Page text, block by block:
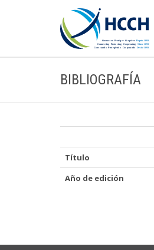
BIBLIOGRAFÍA
Título
Año de edición